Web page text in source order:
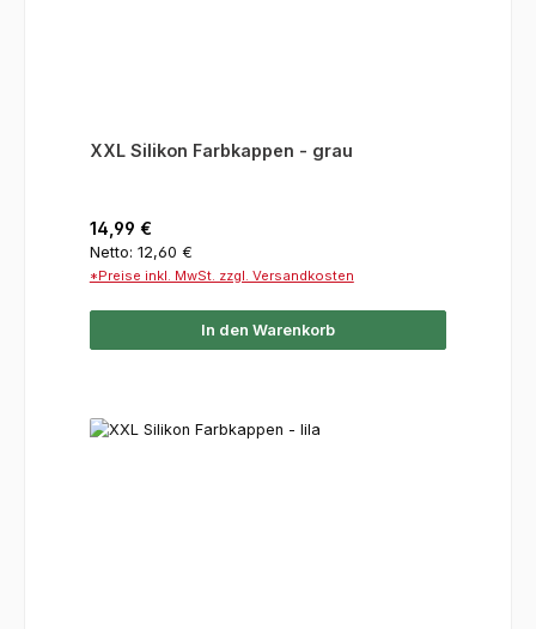
XXL Silikon Farbkappen - grau
Regulärer Preis:
14,99 €
Netto: 12,60 €
*Preise inkl. MwSt. zzgl. Versandkosten
In den Warenkorb